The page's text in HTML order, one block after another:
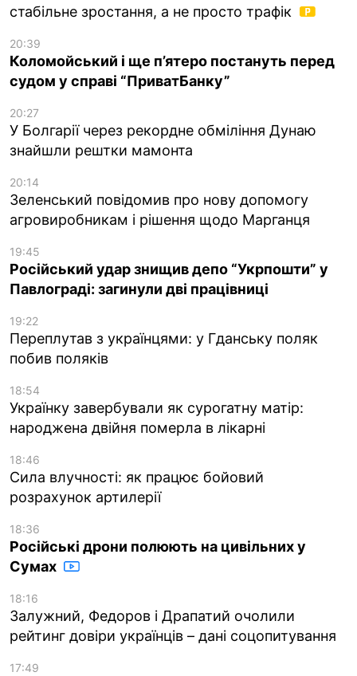
стабільне зростання, а не просто трафік
20:39
Коломойський і ще п’ятеро постануть перед
судом у справі “ПриватБанку”
20:27
У Болгарії через рекордне обміління Дунаю
знайшли рештки мамонта
20:14
Зеленський повідомив про нову допомогу
агровиробникам і рішення щодо Марганця
19:45
Російський удар знищив депо “Укрпошти” у
Павлограді: загинули дві працівниці
19:22
Переплутав з українцями: у Гданську поляк
побив поляків
18:54
Українку завербували як сурогатну матір:
народжена двійня померла в лікарні
18:46
Сила влучності: як працює бойовий
розрахунок артилерії
18:36
Російські дрони полюють на цивільних у
Сумах
18:16
Залужний, Федоров і Драпатий очолили
рейтинг довіри українців – дані соцопитування
17:49